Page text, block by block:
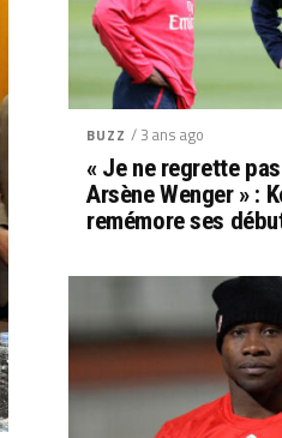
BUZZ / 3 ans ago
« Je ne regrette
Arsène Wenger » :
remémore ses